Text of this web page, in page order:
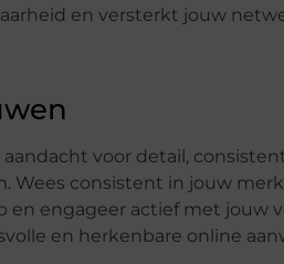
en versterkt jouw
voor detail,
Wees consistent in jouw
engageer actief met jouw
en herkenbare online